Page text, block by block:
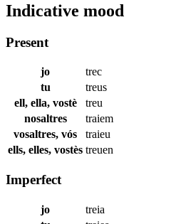
Indicative mood
Present
jo
trec
tu
treus
ell, ella, vostè
treu
nosaltres
traiem
vosaltres, vós
traieu
ells, elles, vostès treuen
Imperfect
jo
treia